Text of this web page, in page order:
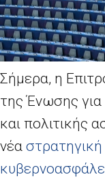
Σήμερα, η
της Ένωσης για
και πολιτικής
νέα